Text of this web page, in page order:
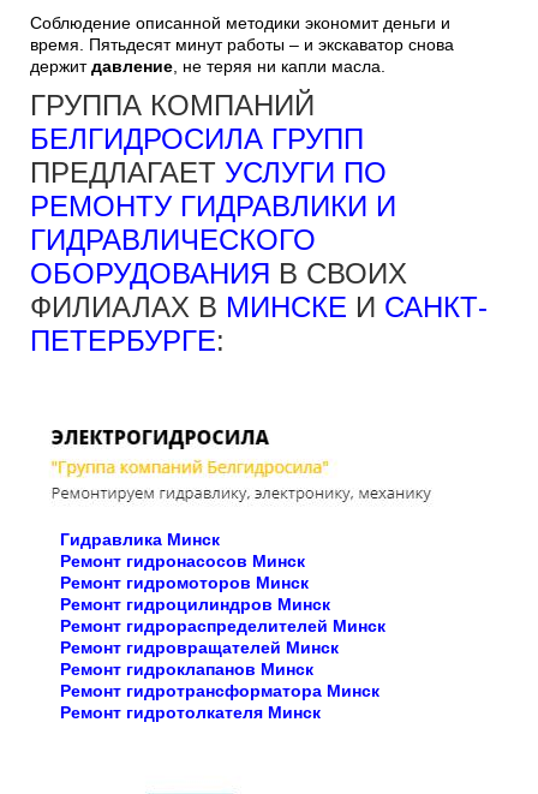
Соблюдение описанной методики экономит деньги и
время. Пятьдесят минут работы – и экскаватор снова
держитдавление , не теряя ни капли масла.
ГРУППА КОМПАНИЙ
БЕЛГИДРОСИЛА ГРУПП
ПРЕДЛАГАЕТ УСЛУГИ ПО
РЕМОНТУ ГИДРАВЛИКИ И
ГИДРАВЛИЧЕСКОГО
ОБОРУДОВАНИЯ В СВОИХ
ФИЛИАЛАХ В МИНСКЕ И САНКТ-
ПЕТЕРБУРГЕ:
Гидравлика Минск
Ремонт гидронасосов Минск
Ремонт гидромоторов Минск
Ремонт гидроцилиндров Минск
Ремонт гидрораспределителей Минск
Ремонт гидровращателей Минск
Ремонт гидроклапанов Минск
Ремонт гидротрансформатора Минск
Ремонт гидротолкателя Минск